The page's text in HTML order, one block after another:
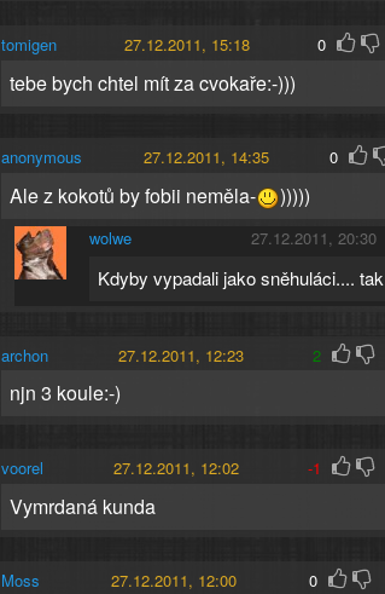
tomigen 27.12.2011, 15:18 0
tebe bych chtel mít za cvokaře:-)))
anonymous 27.12.2011, 14:35 0
Ale z kokotů by fobii neměla- )))))
wolwe 27.12.2011, 20:30
Kdyby vypadali jako sněhuláci....
archon 27.12.2011, 12:23 2
njn 3 koule:-)
voorel 27.12.2011, 12:02 -1
Vymrdaná kunda
Moss 27.12.2011, 12:00 0